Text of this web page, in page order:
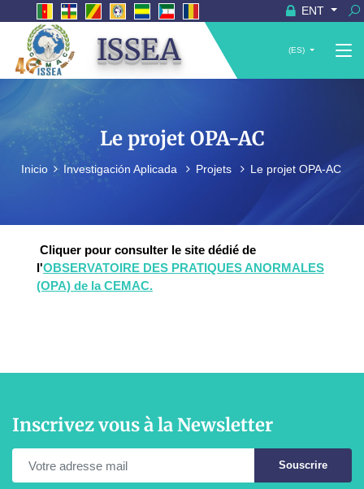
ENT
ISSEA (ES)
Le projet OPA-AC
Inicio Investigación Aplicada Projets Le projet OPA-AC
Cliquer pour consulter le site dédié de
l'OBSERVATOIRE DES PRATIQUES ANORMALES
(OPA) de la CEMAC.
Inscrivez vous à la Newsletter
Souscrire